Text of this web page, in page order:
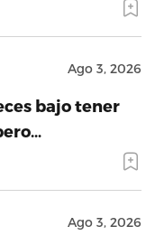
Ago 3, 2026
bajo tener
Ago 3, 2026